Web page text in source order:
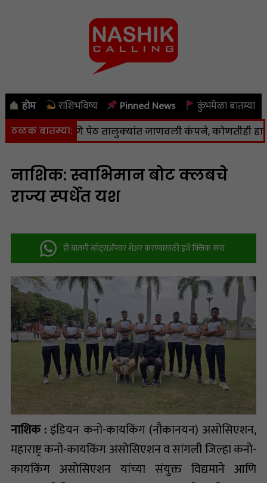
होम राशिभविष्य Pinned News कुंभमेळा बातम्या
ठळक बातम्या:
आणि पेठ तालुक्यांत जाणवली कंपने, कोणतीही हानी नाही
नाशिक: स्वाभिमान बोट क्लबचे
राज्य स्पर्धेत यश
ही बातमी व्हॉट्सअ‍ॅपवर शेअर करण्यासाठी इथे क्लिक करा
नाशिक :इंडियन कनो-कायकिंग (नौकानयन) असोसिएशन,
महाराष्ट्र कनो-कायकिंग असोसिएशन व सांगली जिल्हा कनो-
कायकिंग असोसिएशन यांच्या संयुक्त विद्यमाने आणि